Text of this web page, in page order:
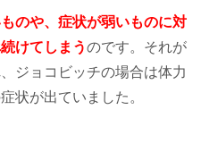
のや、症状が弱いものに対
けてしまうのです。それが
ジョコビッチの場合は体力
状が出ていました。